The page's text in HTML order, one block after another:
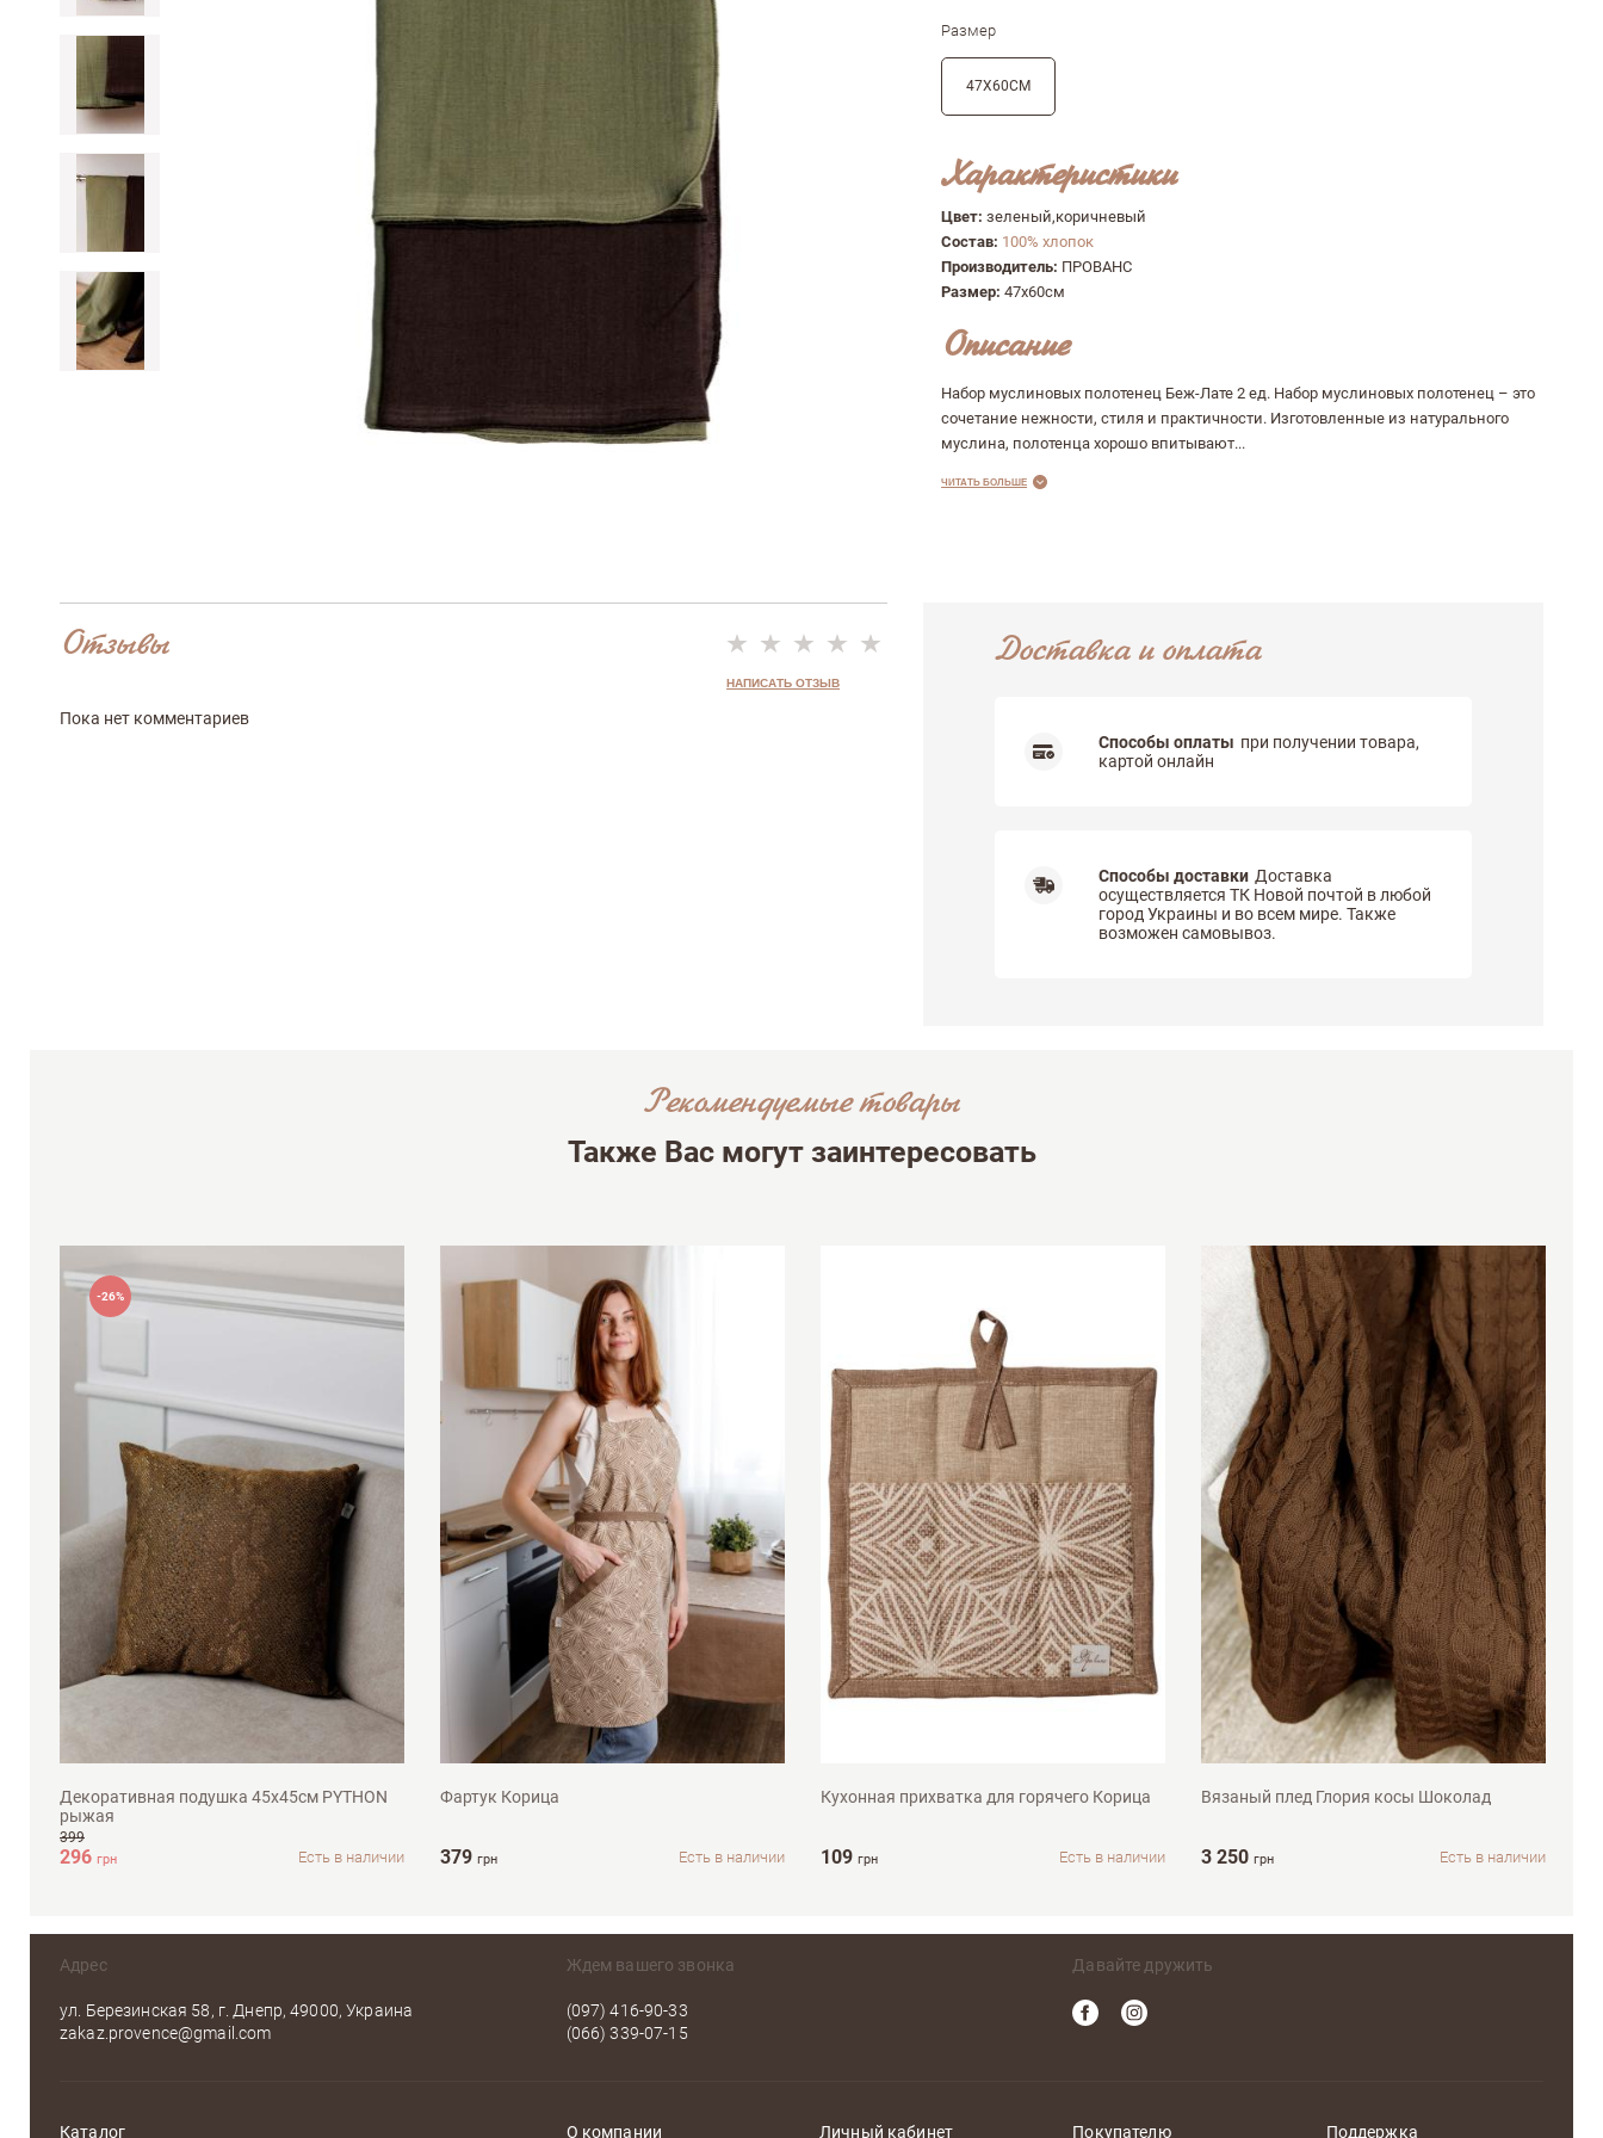
Размер
47X60СМ
Характеристики
Цвет:зеленый,коричневый
Состав: 100% хлопок
Производитель: ПРОВАНС
Размер:47x60см
Описание
Набор муслиновых полотенец Беж-Лате 2 ед. Набор муслиновых полотенец – это
сочетание нежности, стиля и практичности. Изготовленные из натурального
муслина, полотенца хорошо впитывают...
ЧИТАТЬ БОЛЬШЕ
Доставка и оплата
Способы оплаты при получении товара,
картой онлайн
Способы доставки Доставка
осуществляется ТК Новой почтой в любой
город Украины и во всем мире. Также
возможен самовывоз.
Отзывы
НАПИСАТЬ ОТЗЫВ
Пока нет комментариев
Рекомендуемые товары
Также Вас могут заинтересовать
-26%
Декоративная подушка 45х45см PYTHON
рыжая
399
296 грн Есть в наличии
універсальний
Фартук Корица
379 грн Есть в наличии
Кухонная прихватка для горячего Корица
109 грн Есть в наличии
140х180см
Вязаный плед Глория косы Шоколад
3 250 грн Есть в наличии
Адрес
ул. Березинская 58, г. Днепр, 49000, Украина
zakaz.provence@gmail.com
Ждем вашего звонка
(097) 416-90-33
(066) 339-07-15
Давайте дружить
Каталог О компании Личный кабинет Покупателю Поддержка
Оцените, пожалуйста